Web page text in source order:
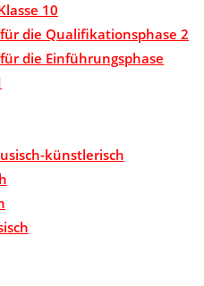
10
die Qualifikationsphase 2
die Einführungsphase
künstlerisch